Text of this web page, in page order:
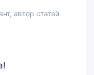
автор статей